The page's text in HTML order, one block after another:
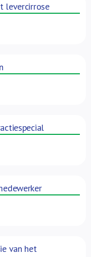
levercirrose
van het